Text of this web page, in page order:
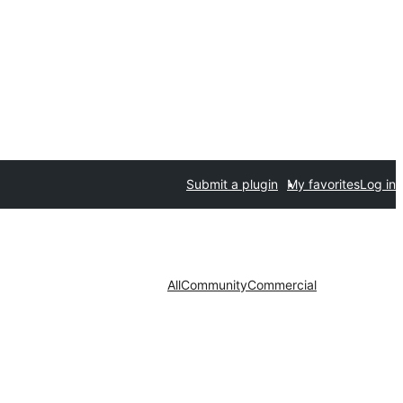
Submit a plugin My favoritesLog in
AllCommunityCommercial